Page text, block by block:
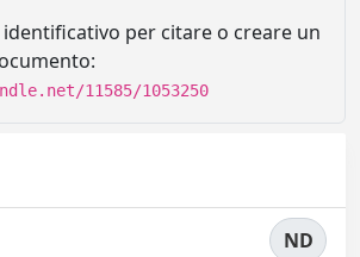
per citare o creare un
11585/1053250
ND